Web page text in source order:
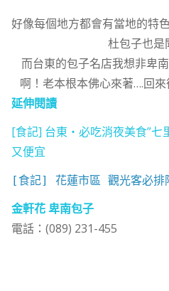
好像每個地方都會有當地的特
杜包子也是
而台東的包子名店我想非卑
啊！老本根本佛心來著….回
延伸閱讀
[食記] 台東‧必吃消夜美食”七
又便宜
[食記] 花蓮市區 觀光客必排
金軒花 卑南包子
電話：(089) 231-455